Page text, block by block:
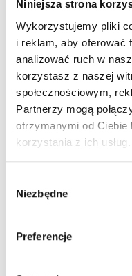
Niniejsza strona
Wykorzystujemy pliki
i reklam, aby oferować
analizować ruch w
korzystasz z naszej
społecznościowym,
Partnerzy mogą
otrzymanymi od
korzystania z ich usług.
Niezbędne
Preferencje
3-12 лет